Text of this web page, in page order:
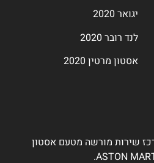
יגואר 2020
לנד רובר 2020
אסטון מרטין 2020
שירות מורשה מטעם אסטון